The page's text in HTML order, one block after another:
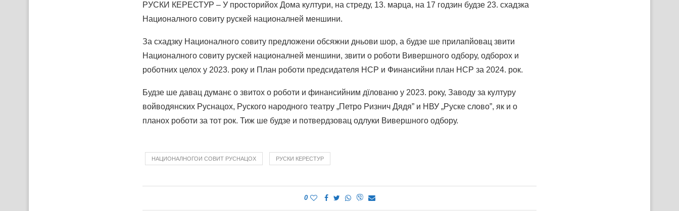
РУСКИ КЕРЕСТУР – У просторийох Дома култури, на стреду, 13. марца, на 17 годзин будзе 23. схадзка
Националного совиту рускей националней меншини.
За схадзку Националного совиту предложени обсяжни дньови шор, а будзе ше прилапйовац звити
Националного совиту рускей националней меншини, звити о роботи Вивершного одбору, одборох и
роботних целох у 2023. року и План роботи предсидателя НСР и Финансийни план НСР за 2024. рок.
Будзе ше давац думанє о звитох о роботи и финансийним дїлованю у 2023. року, Заводу за културу
войводянских Руснацох, Руского народного театру „Петро Ризнич Дядя” и НВУ „Руске слово”, як и о
планох роботи за тот рок. Тиж ше будзе и потвердзовац одлуки Вивершного одбору.
НАЦИОНАЛНОГОИ СОВИТ РУСНАЦОХ РУСКИ КЕРЕСТУР
0